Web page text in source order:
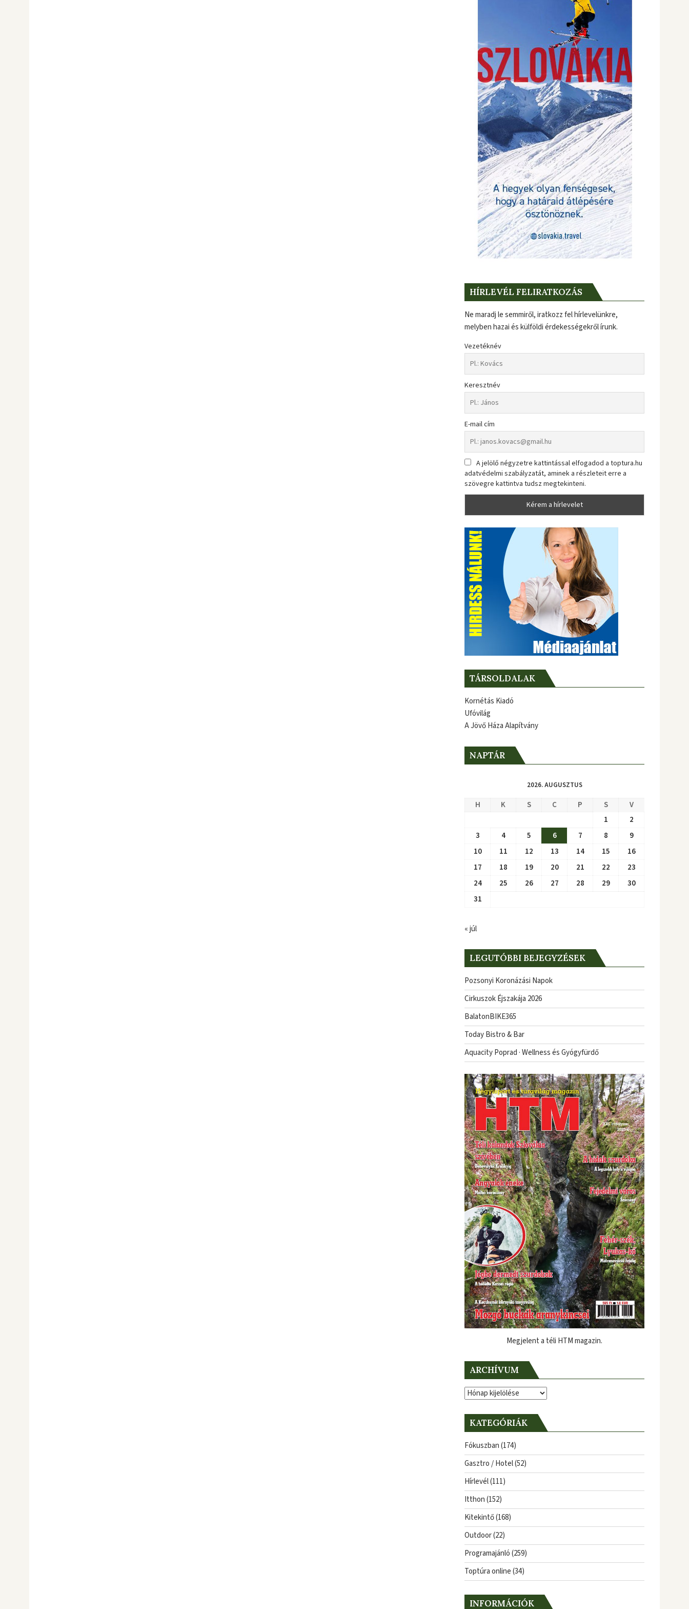
HÍRLEVÉL FELIRATKOZÁS
Ne maradj le semmiről, iratkozz fel hírlevelünkre,
melyben hazai és külföldi érdekességekről írunk.
Vezetéknév
Keresztnév
E-mail cím
A jelölő négyzetre kattintással elfogadod a toptura.hu
adatvédelmi szabályzatát, aminek a részleteit erre a
szövegre kattintva tudsz megtekinteni.
TÁRSOLDALAK
Kornétás Kiadó
Ufóvilág
A Jövő Háza Alapítvány
NAPTÁR
2026. AUGUSZTUS
H K S C P S
V
1
2
3
4 5 6 7 8
9
10
11 12 13 14 15
16
17
18 19 20 21 22
23
24
25 26 27 28 29
30
31
« júl
LEGUTÓBBI BEJEGYZÉSEK
Pozsonyi Koronázási Napok
Cirkuszok Éjszakája 2026
BalatonBIKE365
Today Bistro & Bar
Aquacity Poprad · Wellness és Gyógyfürdő
Megjelent a téli HTM magazin.
ARCHÍVUM
Archívum
KATEGÓRIÁK
Fókuszban(174)
Gasztro / Hotel(52)
Hírlevél(111)
Itthon(152)
Kitekintő(168)
Outdoor(22)
Programajánló(259)
Toptúra online(34)
INFORMÁCIÓK